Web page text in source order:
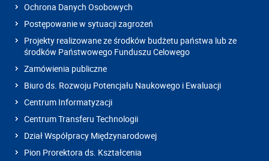
Ochrona Danych Osobowych
Postępowanie w sytuacji zagrożeń
Projekty realizowane ze środków budżetu państwa lub ze
środków Państwowego Funduszu Celowego
Zamówienia publiczne
Biuro ds. Rozwoju Potencjału Naukowego i Ewaluacji
Centrum Informatyzacji
Centrum Transferu Technologii
Dział Współpracy Międzynarodowej
Pion Prorektora ds. Kształcenia